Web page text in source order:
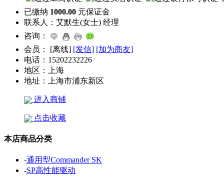
已缴纳 1000.00 元保证金
联系人： 艾默生(女士) 经理
咨询：
会员：
[离线] [发信] [加为商友]
电话： 15202232226
地区：
上海
地址：
上海市浦东新区
进入商铺
点击收藏
本店商品分类
-通用型Commander SK
-SP高性能驱动